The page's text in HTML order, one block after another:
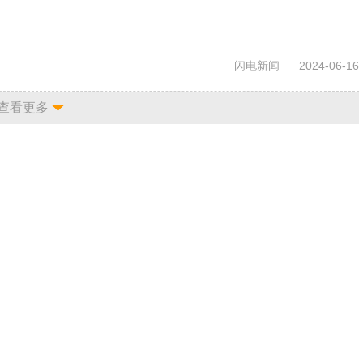
闪电新闻 2024-06-16
看更多